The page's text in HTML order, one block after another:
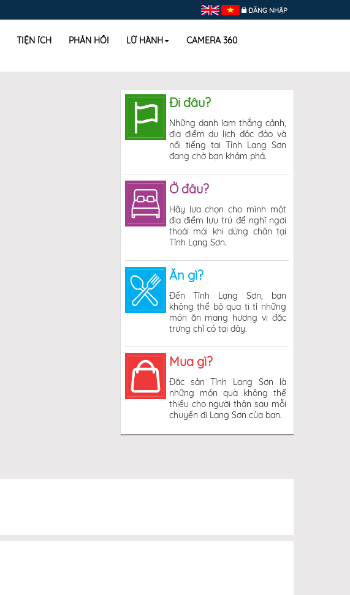
ĐĂNG NHẬP
TIỆN ÍCH PHẢN HỒI LỮ HÀNH CAMERA 360
Đi đâu?
Những danh lam thắng cảnh,
địa điểm du lịch độc đáo và
nổi tiếng tại Tỉnh Lạng Sơn
đang chờ bạn khám phá.
Ở đâu?
Hãy lựa chọn cho mình một
địa điểm lưu trú để nghĩ ngơi
thoải mái khi dừng chân tại
Tỉnh Lạng Sơn.
Ăn gì?
Đến Tỉnh Lạng Sơn, bạn
không thể bỏ qua ti tỉ những
món ăn mang hương vị đặc
trưng chỉ có tại đây.
Mua gì?
Đặc sản Tỉnh Lạng Sơn là
những món quà không thể
thiếu cho người thân sau mỗi
chuyến đi Lạng Sơn của bạn.